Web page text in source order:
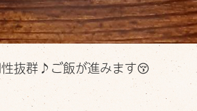
抜群♪ご飯が進みます😚